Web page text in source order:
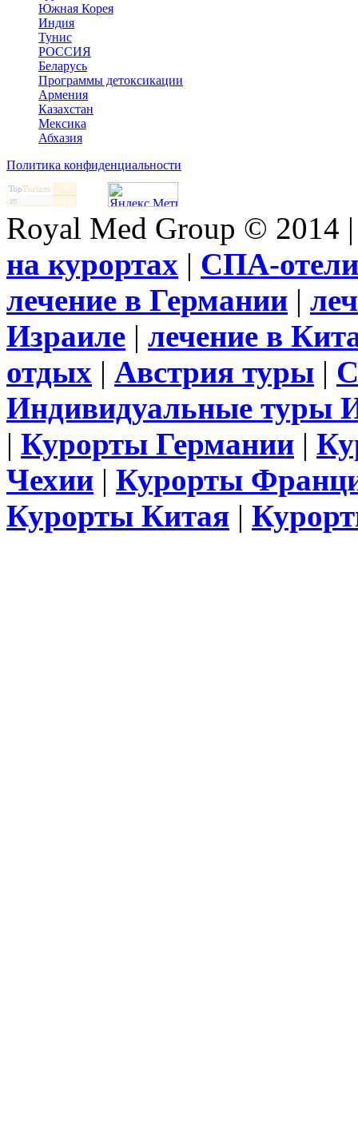
Южная Корея
Индия
Тунис
РОССИЯ
Беларусь
Программы детоксикации
Армения
Казахстан
Мексика
Абхазия
Политика конфиденциальности
Royal Med Group © 2014
на курортах | СПА-отели
лечение в Германии |
Израиле | лечение в
отдых | Австрия туры |
Индивидуальные туры
| Курорты Германии |
Чехии | Курорты
Курорты Китая |